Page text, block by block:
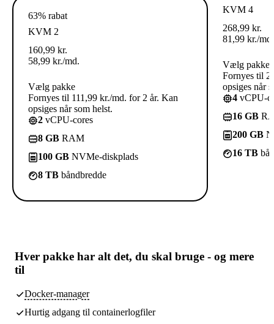
63% rabat
KVM 2
160,99 kr.
58,99 kr./md.
Vælg pakke
Fornyes til 111,99 kr./md. for 2 år. Kan
opsiges når som helst.
2 vCPU-cores
8 GB RAM
100 GB NVMe-diskplads
8 TB båndbredde
KVM 4
268,99 kr.
81,99 kr./md.
Vælg pakke
Fornyes til
opsiges når
4 vCPU-
16 GB
200 GB
16 TB
Hver pakke har alt det, du skal bruge - og mere
til
Docker-manager
Hurtig adgang til containerlogfiler